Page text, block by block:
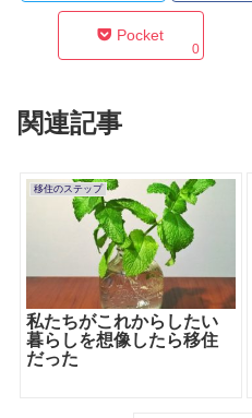
Pocket
0
関連記事
移住のステップ
私たちがこれからしたい
暮らしを想像したら移住
だった